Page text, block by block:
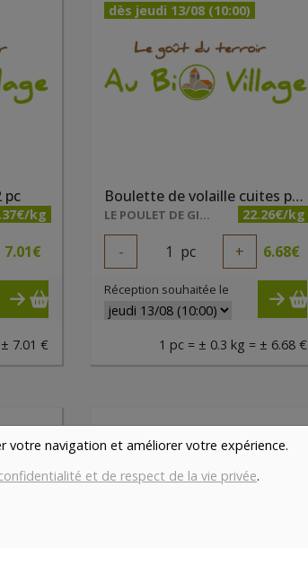
votre navigation et améliorer votre expérience.
et de respect de la vie privée.
pc
kg
7.01€
7.01 €
dès jeudi 13/08 (10:00)
Boulette de volaille cuites par 2 pc
LE POULET DE GIBECQ 22.26€/kg
- 1 pc + 6.68€
Réception souhaitée le
1 pc = ± 0.3 kg = ± 6.68 €
dès vendredi 14/08 (09:00)